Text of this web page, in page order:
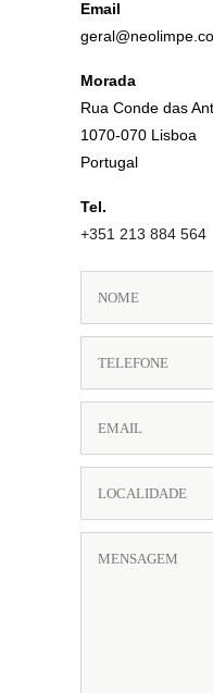
Email
Morada
Rua Conde das
1070-070 Lisboa
Portugal
Tel.
+351 213 884 564